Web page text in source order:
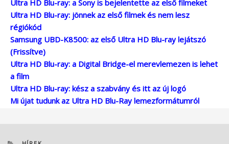
Ultra HD Blu-ray: a Sony is bejelentette az első filmeket
Ultra HD Blu-ray: jönnek az első filmek és nem lesz
régiókód
Samsung UBD-K8500: az első Ultra HD Blu-ray lejátszó
(Frissítve)
Ultra HD Blu-ray: a Digital Bridge-el merevlemezen is lehet
a film
Ultra HD Blu-ray: kész a szabvány és itt az új logó
Mi újat tudunk az Ultra HD Blu-Ray lemezformátumról